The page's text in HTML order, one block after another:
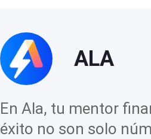
ALA
En Ala, tu mentor
éxito no son solo